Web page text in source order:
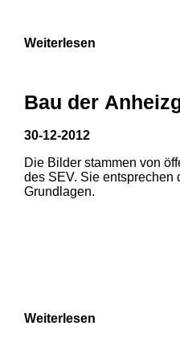
1 2
Weiterlesen
Bau der
30-12-2012
Die Bilder stammen von
des SEV. Sie entsprechen
Grundlagen.
Weiterlesen